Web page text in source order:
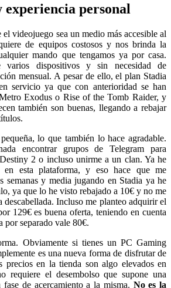
experiencia personal
videojuego sea un medio más accesible al
de equipos costosos y nos brinda la
mando que tengamos ya por casa.
varios dispositivos y sin necesidad de
mensual. A pesar de ello, el plan Stadia
servicio ya que con anterioridad se han
Exodus o Rise of the Tomb Raider, y
también son buenas, llegando a rebajar
lo que también lo hace agradable.
encontrar grupos de Telegram para
2 o incluso unirme a un clan. Ya he
en esta plataforma, y eso hace que me
semanas y media jugando en Stadia ya he
ya que lo he visto rebajado a 10€ y no me
descabellada. Incluso me planteo adquirir el
129€ es buena oferta, teniendo en cuenta
por separado vale 80€.
Obviamente si tienes un PC Gaming
es una nueva forma de disfrutar de
precios en la tienda son algo elevados en
requiere el desembolso que supone una
de acercamiento a la misma. No es la